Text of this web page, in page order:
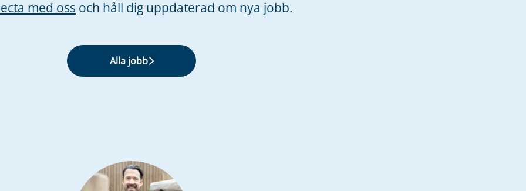
med oss och håll dig uppdaterad om nya jobb.
Alla jobb